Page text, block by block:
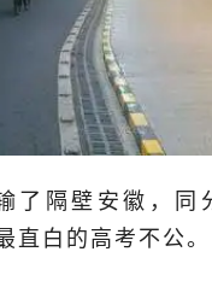
了隔壁安徽，同
白的高考不公。